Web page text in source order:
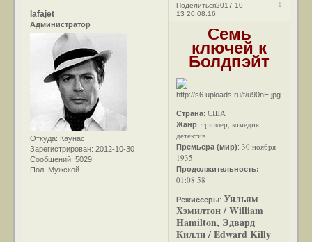
Поделиться 1
2017-10-
13 20:08:16
lafajet
Администратор
Откуда: Каунас
Зарегистрирован: 2012-10-30
Сообщений: 5029
Пол: Мужской
Семь
ключей к
Болдпэйт
Страна:США
Жанр:триллер, комедия,
детектив
Премьера (мир):30 ноября
1935
Продолжительность:
01:08:58
Режиссеры: Уильям
Хэмилтон / William
Hamilton, Эдвард
Килли / Edward Killy